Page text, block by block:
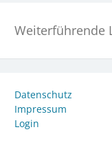
Weiterführende
Datenschutz
Impressum
Login